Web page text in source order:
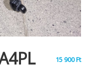
15 900Ft